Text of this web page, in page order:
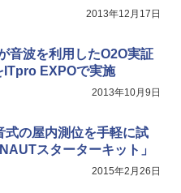
2013年12月17日
音波を利用したO2O実証
ITpro EXPOで実施
2013年10月9日
式の屋内測位を手軽に試
スターターキット」
2015年2月26日